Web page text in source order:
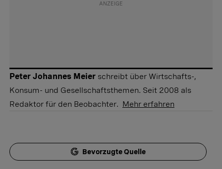
Peter Johannes Meier schreibt über Wirtschafts-,
Konsum- und Gesellschaftsthemen. Seit 2008 als
Redaktor für den Beobachter. Mehr erfahren
Bevorzugte Quelle